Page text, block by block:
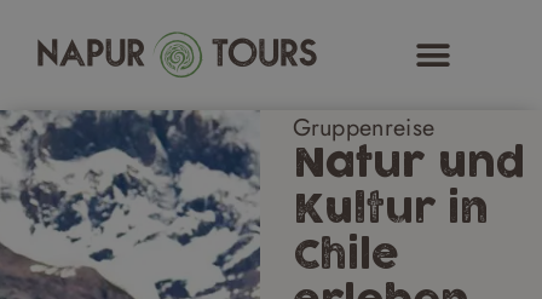
Inhalt
Gruppenreise
Natur und
Kultur in
Chile